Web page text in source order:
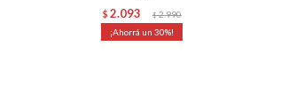
$ 2.093 $ 2.990
30